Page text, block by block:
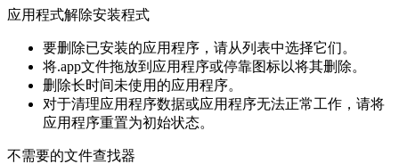
应用程式解除安装程式
要删除已安装的应用程序，请从列表中选择它们。
将.app文件拖放到应用程序或停靠图标以将其删除。
删除长时间未使用的应用程序。
对于清理应用程序数据或应用程序无法正常工作，请将
应用程序重置为初始状态。
不需要的文件查找器